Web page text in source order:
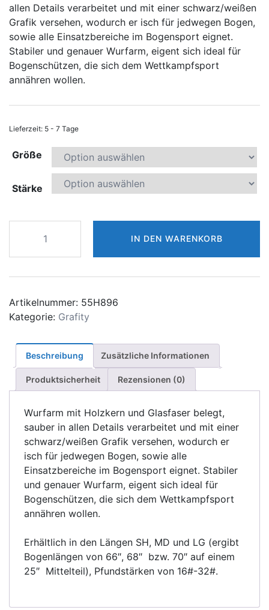
allen Details verarbeitet und mit einer schwarz/weißen
Grafik versehen, wodurch er isch für jedwegen Bogen,
sowie alle Einsatzbereiche im Bogensport eignet.
Stabiler und genauer Wurfarm, eigent sich ideal für
Bogenschützen, die sich dem Wettkampfsport
annähren wollen.
Lieferzeit: 5 - 7 Tage
Größe
Stärke
WURFARME
OMEGA
IN DEN WARENKORB
Artikelnummer: 55H896
Kategorie: Grafity
Beschreibung Zusätzliche Informationen
Produktsicherheit Rezensionen (0)
Wurfarm mit Holzkern und Glasfaser belegt,
sauber in allen Details verarbeitet und mit einer
schwarz/weißen Grafik versehen, wodurch er
isch für jedwegen Bogen, sowie alle
Einsatzbereiche im Bogensport eignet. Stabiler
und genauer Wurfarm, eigent sich ideal für
Bogenschützen, die sich dem Wettkampfsport
annähren wollen.
Erhältlich in den Längen SH, MD und LG (ergibt
Bogenlängen von 66″, 68″ bzw. 70″ auf einem
25″ Mittelteil), Pfundstärken von 16#-32#.